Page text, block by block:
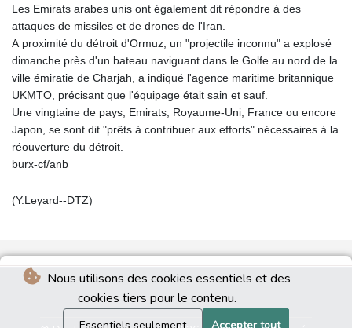
Nous utilisons des cookies essentiels et des
cookies tiers pour le contenu.
Les Emirats arabes unis ont également dit répondre à des
attaques de missiles et de drones de l'Iran.
A proximité du détroit d'Ormuz, un "projectile inconnu" a explosé
dimanche près d'un bateau naviguant dans le Golfe au nord de la
ville émiratie de Charjah, a indiqué l'agence maritime britannique
UKMTO, précisant que l'équipage était sain et sauf.
Une vingtaine de pays, Emirats, Royaume-Uni, France ou encore
Japon, se sont dit "prêts à contribuer aux efforts" nécessaires à la
réouverture du détroit.
burx-cf/anb
(Y.Leyard--DTZ)